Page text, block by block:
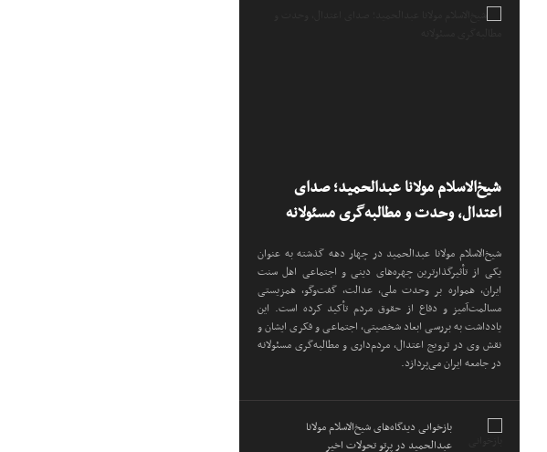
شیخ‌الاسلام مولانا عبدالحمید؛ صدای
اعتدال، وحدت و مطالبه‌گری مسئولانه
شیخ‌الاسلام مولانا عبدالحمید در چهار دهه گذشته به عنوان
یکی از تأثیرگذارترین چهره‌های دینی و اجتماعی اهل سنت
ایران، همواره بر وحدت ملی، عدالت، گفت‌وگو، همزیستی
مسالمت‌آمیز و دفاع از حقوق مردم تأکید کرده است. این
یادداشت به بررسی ابعاد شخصیتی، اجتماعی و فکری ایشان و
نقش وی در ترویج اعتدال، مردم‌داری و مطالبه‌گری مسئولانه
در جامعه ایران می‌پردازد.
بازخوانی دیدگاه‌های شیخ‌الاسلام مولانا
عبدالحمید در پرتو تحولات اخیر